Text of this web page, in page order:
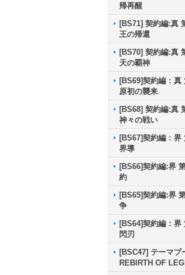
帰再醒
[BS71] 契約編:真
王の帰還
[BS70] 契約編:真
天の覇神
[BS69]契約編：真
原初の襲来
[BS68] 契約編:真
神々の戦い
[BS67]契約編：界
界導
[BS66]契約編:界
約
[BS65]契約編:界
争
[BS64]契約編：界
閃刃
[BSC47] テーマブ
REBIRTH OF